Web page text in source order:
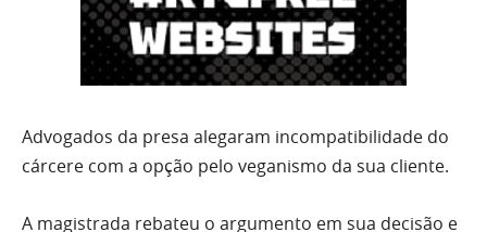
Advogados da presa alegaram incompatibilidade do
cárcere com a opção pelo veganismo da sua cliente.
A magistrada rebateu o argumento em sua decisão e